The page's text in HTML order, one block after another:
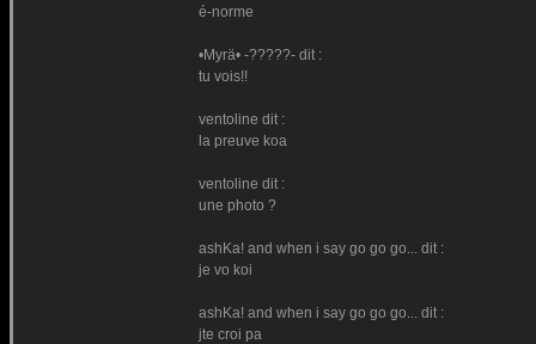
é-norme
•Myrä• -?????- dit :
tu vois!!
ventoline dit :
la preuve koa
ventoline dit :
une photo ?
ashKa! and when i say go go go... dit :
je vo koi
ashKa! and when i say go go go... dit :
jte croi pa